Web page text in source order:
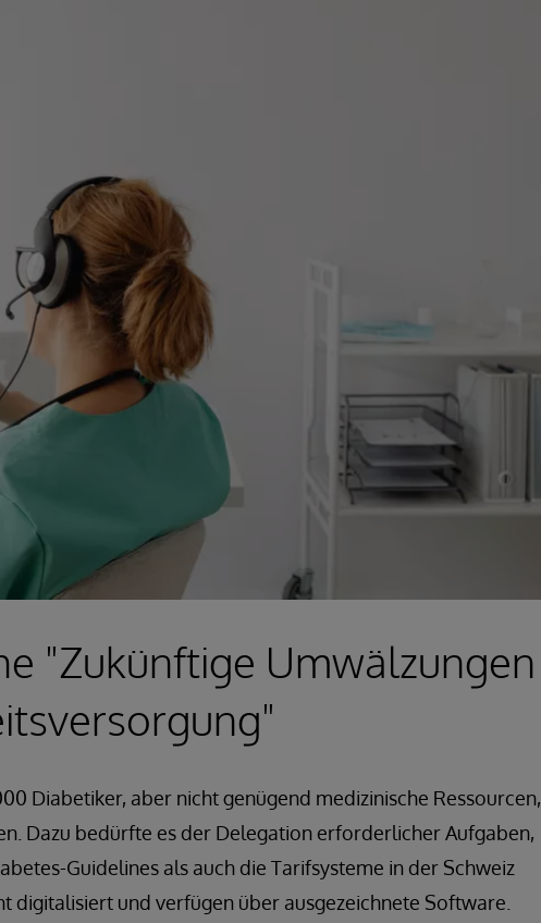
"Zukünftige Umwälzungen
Diabetiker, aber nicht genügend medizinische Ressourcen,
Dazu bedürfte es der Delegation erforderlicher Aufgaben,
Guidelines als auch die Tarifsysteme in der Schweiz
digitalisiert und verfügen über ausgezeichnete Software.